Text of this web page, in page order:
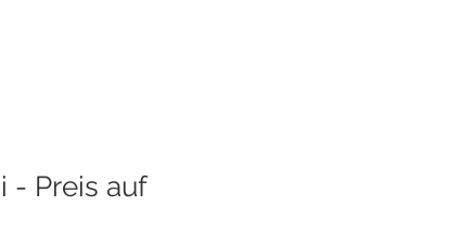
- Preis auf